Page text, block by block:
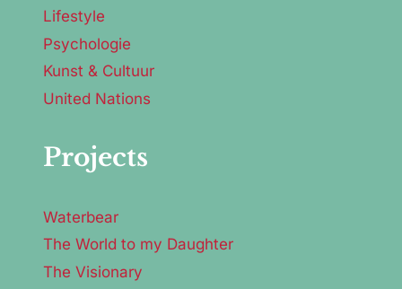
Lifestyle
Psychologie
Kunst & Cultuur
United Nations
Projects
Waterbear
The World to my Daughter
The Visionary